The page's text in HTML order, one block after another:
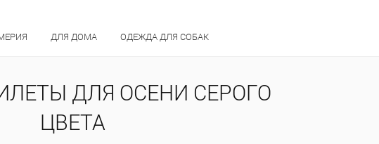
ДЛЯ ДОМА ОДЕЖДА ДЛЯ СОБАК
ДЛЯ ОСЕНИ СЕРОГО
ЦВЕТА